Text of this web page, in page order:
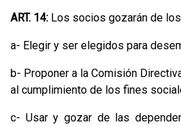
ART. 14: Los socios gozarán de
a- Elegir y ser elegidos para
b- Proponer a la Comisión
al cumplimiento de los fines
c- Usar y gozar de las